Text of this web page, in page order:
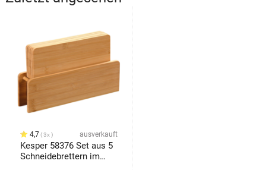
4,7 3x ausverkauft
Kesper 58376 Set aus 5
Schneidebrettern im